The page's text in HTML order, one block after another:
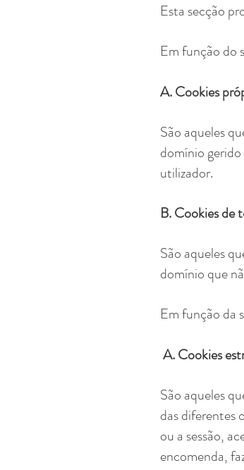
Esta secção
Em função do
A. Cookies
São aqueles
domínio
utilizador.
B. Cookies de
São aqueles
domínio que
Em função da
A. Cookies
São aqueles
das diferentes
ou a sessão,
encomenda,